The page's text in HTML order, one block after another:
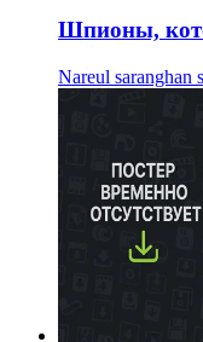
Шпионы,
Nareul saranghan